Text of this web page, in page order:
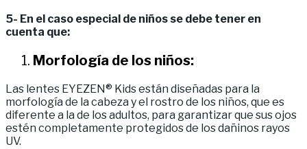
5- En el caso especial de niños se debe tener en
cuenta que:
Morfología de los niños:
Las lentes EYEZEN® Kids están diseñadas para la
morfología de la cabeza y el rostro de los niños, que es
diferente a la de los adultos, para garantizar que sus ojos
estén completamente protegidos de los dañinos rayos
UV.